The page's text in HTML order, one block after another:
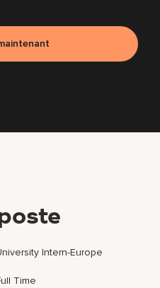
Intern-Europe
Time